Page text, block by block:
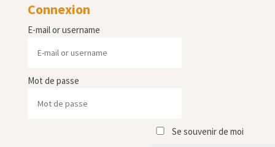
Connexion
E-mail or username
Mot de passe
Se souvenir de moi